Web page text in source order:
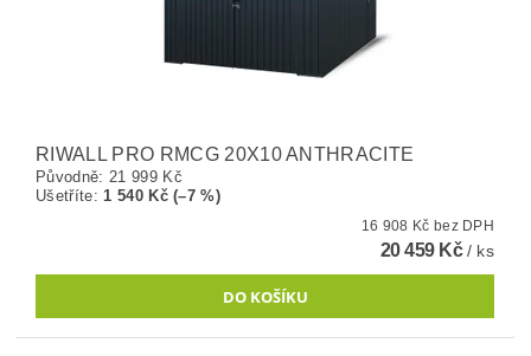
RIWALL PRO RMCG 20X10 ANTHRACITE
Původně: 21 999 Kč
Ušetříte:1 540 Kč (–7 %)
16 908 Kč bez DPH
20 459 Kč/ ks